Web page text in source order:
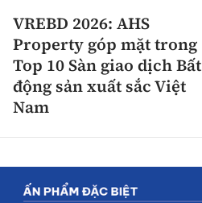
VREBD 2026: AHS
Property góp mặt trong
Top 10 Sàn giao dịch Bất
động sản xuất sắc Việt
Nam